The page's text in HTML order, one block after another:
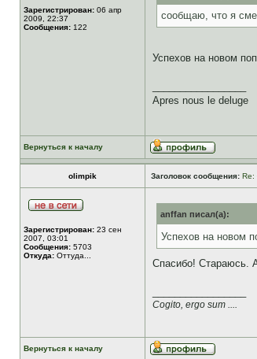
Зарегистрирован: 06 апр
2009, 22:37
Сообщения: 122
сообщаю, что я
Успехов на новом
Apres nous le deluge
Вернуться к началу
olimpik Заголовок сообщения: Re:
Зарегистрирован: 23 сен
2007, 03:01
Сообщения: 5703
Откуда: Оттуда...
anffan писал(а):
Успехов на новом
Спасибо! Стараюсь.
Cogito, ergo sum ....
Вернуться к началу